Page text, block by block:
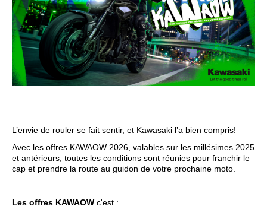
L’envie de rouler se fait sentir, et Kawasaki l’a bien compris!
Avec les offres KAWAOW 2026, valables sur les millésimes 2025
et antérieurs, toutes les conditions sont réunies pour franchir le
cap et prendre la route au guidon de votre prochaine moto.
Les offres KAWAOW c'est :